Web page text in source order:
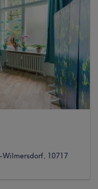
10717